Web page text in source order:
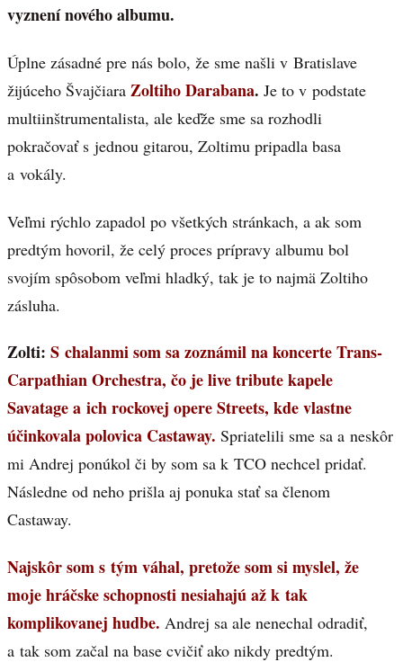
vyznení nového albumu.
Úplne zásadné pre nás bolo, že sme našli v Bratislave
žijúceho Švajčiara Zoltiho Darabana. Je to v podstate
multiinštrumentalista, ale keďže sme sa rozhodli
pokračovať s jednou gitarou, Zoltimu pripadla basa
a vokály.
Veľmi rýchlo zapadol po všetkých stránkach, a ak som
predtým hovoril, že celý proces prípravy albumu bol
svojím spôsobom veľmi hladký, tak je to najmä Zoltiho
zásluha.
Zolti: S chalanmi som sa zoznámil na koncerte Trans-
Carpathian Orchestra, čo je live tribute kapele
Savatage a ich rockovej opere Streets, kde vlastne
účinkovala polovica Castaway. Spriatelili sme sa a neskôr
mi Andrej ponúkol či by som sa k TCO nechcel pridať.
Následne od neho prišla aj ponuka stať sa členom
Castaway.
Najskôr som s tým váhal, pretože som si myslel, že
moje hráčske schopnosti nesiahajú až k tak
komplikovanej hudbe. Andrej sa ale nenechal odradiť,
a tak som začal na base cvičiť ako nikdy predtým.